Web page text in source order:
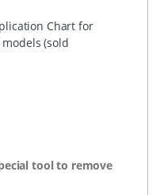
Chart for
(sold
tool to remove